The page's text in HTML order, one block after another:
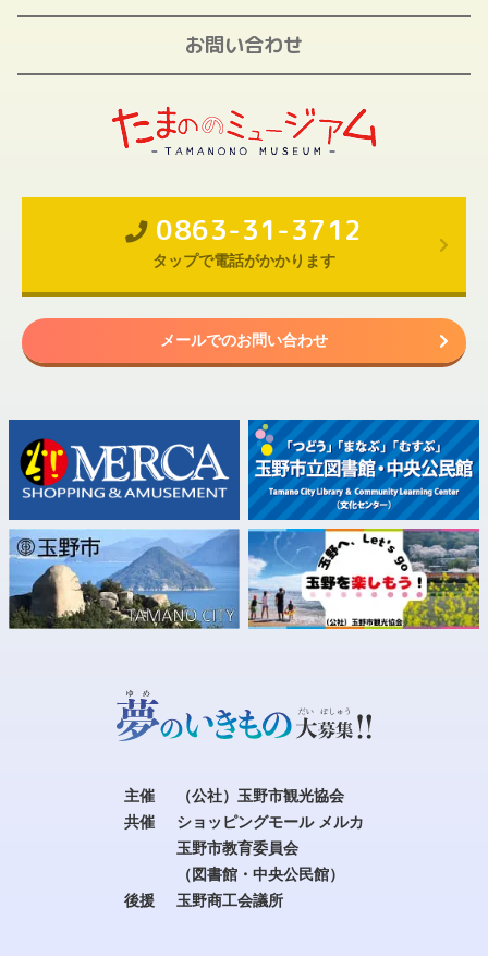
お問い合わせ
0863-31-3712
タップで電話がかかります
メールでのお問い合わせ
主催
（公社）玉野市観光協会
共催
ショッピングモール メルカ
玉野市教育委員会
（図書館・中央公民館）
後援
玉野商工会議所